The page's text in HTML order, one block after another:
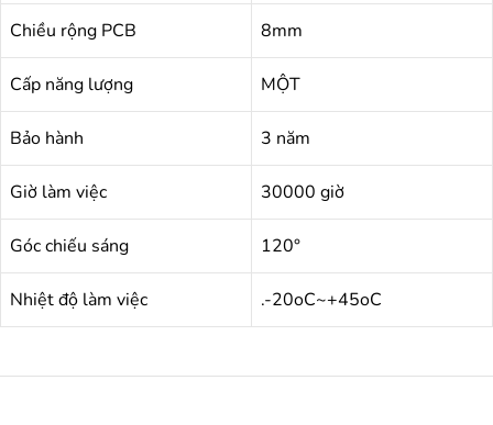
Chiều rộng PCB 8mm
Cấp năng lượng MỘT
Bảo hành 3 năm
Giờ làm việc 30000 giờ
Góc chiếu sáng 120°
Nhiệt độ làm việc .-20oC~+45oC